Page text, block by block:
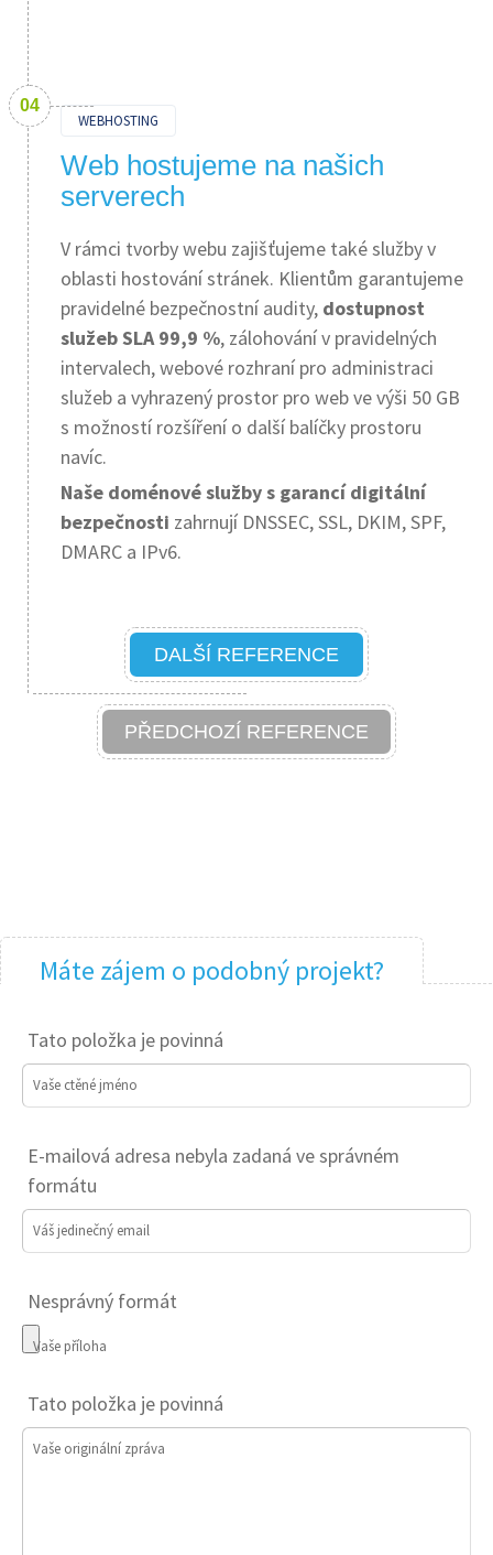
WEBHOSTING
Web hostujeme na našich
serverech
V rámci tvorby webu zajišťujeme také služby v
oblasti hostování stránek. Klientům garantujeme
pravidelné bezpečnostní audity, dostupnost
služeb SLA 99,9 %, zálohování v pravidelných
intervalech, webové rozhraní pro administraci
služeb a vyhrazený prostor pro web ve výši 50 GB
s možností rozšíření o další balíčky prostoru
navíc.
Naše doménové služby s garancí digitální
bezpečnosti zahrnují DNSSEC, SSL, DKIM, SPF,
DMARC a IPv6.
PŘEDCHOZÍ REFERENCE
DALŠÍ REFERENCE
Máte zájem o podobný projekt?
Tato položka je povinná
Vaše ctěné jméno
E-mailová adresa nebyla zadaná ve správném
formátu
Váš jedinečný email
Nesprávný formát
Vaše příloha
Tato položka je povinná
Vaše originální zpráva